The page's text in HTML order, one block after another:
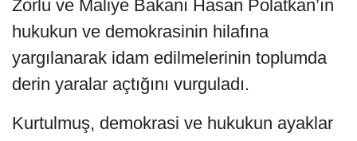
Zorlu ve Maliye Bakanı Hasan Polatkan’ın
hukukun ve demokrasinin hilafına
yargılanarak idam edilmelerinin toplumda
derin yaralar açtığını vurguladı.
Kurtulmuş, demokrasi ve hukukun ayaklar